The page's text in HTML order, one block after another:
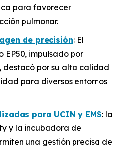
para favorecer
pulmonar.
de precisión: El
impulsado por
por su alta calidad
para diversos entornos
para UCIN y EMS: la
y la incubadora de
una gestión precisa de